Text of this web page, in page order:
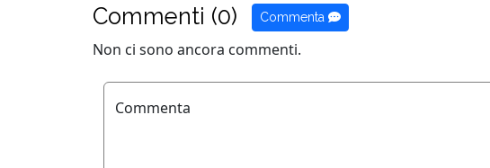
Commenti (0) Commenta
Non ci sono ancora commenti.
Commenta